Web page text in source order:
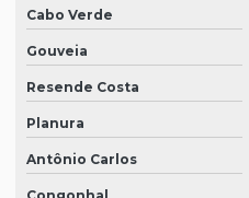
Cabo Verde
Gouveia
Resende Costa
Planura
Antônio Carlos